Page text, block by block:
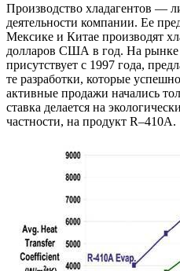
Производство хладагентов —
деятельности компании. Ее
Мексике и Китае производят
долларов США в год. На рынке
присутствует с 1997 года,
те разработки, которые
активные продажи начались
ставка делается на
частности, на продукт R–410А.